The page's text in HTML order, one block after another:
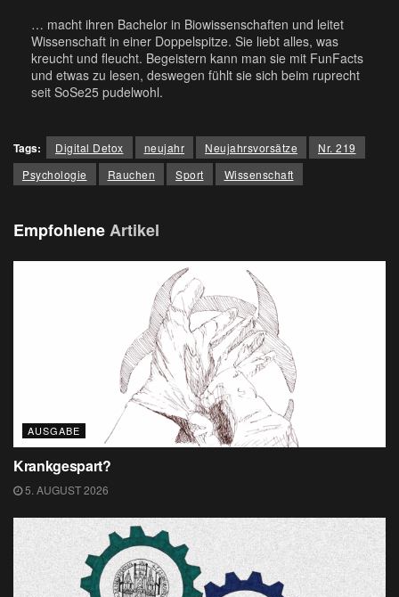
… macht ihren Bachelor in Biowissenschaften und leitet
Wissenschaft in einer Doppelspitze. Sie liebt alles, was
kreucht und fleucht. Begeistern kann man sie mit FunFacts
und etwas zu lesen, deswegen fühlt sie sich beim ruprecht
seit SoSe25 pudelwohl.
Tags: Digital Detox neujahr Neujahrsvorsätze
Nr. 219
Psychologie
Rauchen Sport Wissenschaft
EmpfohleneArtikel
AUSGABE
Krankgespart?
5. AUGUST 2026